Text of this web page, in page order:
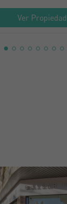
Ver Propiedad